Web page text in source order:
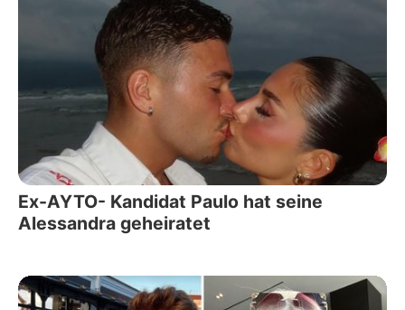
Ex-AYTO- Kandidat Paulo hat seine
Alessandra geheiratet